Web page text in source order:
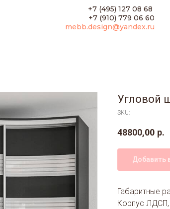
+7 (495) 127 08 68
+7 (910) 779 06 60
mebb.design@yandex.ru
Угловой
SKU:
48800,00 р.
Добавить
Габаритные
Корпус